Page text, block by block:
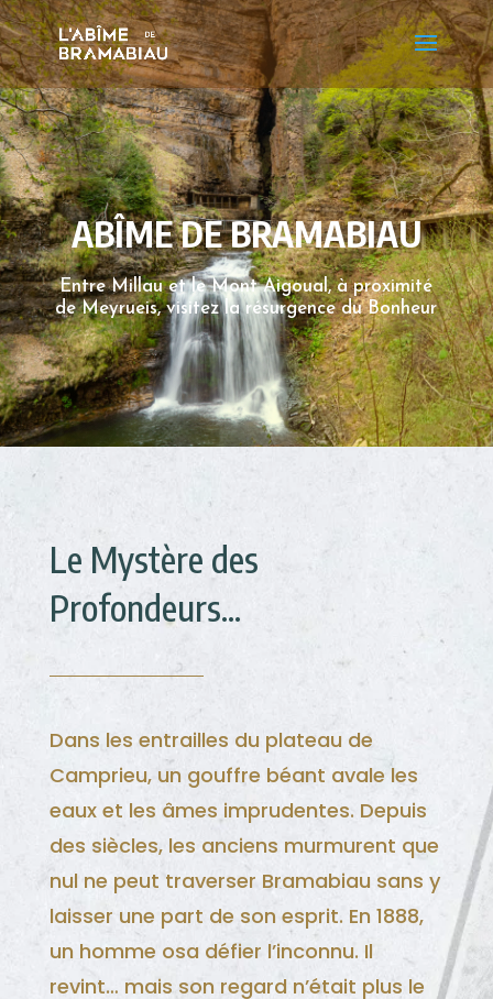
ABÎME DE BRAMABIAU
Entre Millau et le Mont Aigoual, à proximité
de Meyrueis, visitez la résurgence du Bonheur
Le Mystère des
Profondeurs...
Dans les entrailles du plateau de
Camprieu, un gouffre béant avale les
eaux et les âmes imprudentes. Depuis
des siècles, les anciens murmurent que
nul ne peut traverser Bramabiau sans y
laisser une part de son esprit. En 1888,
un homme osa défier l’inconnu. Il
revint… mais son regard n’était plus le